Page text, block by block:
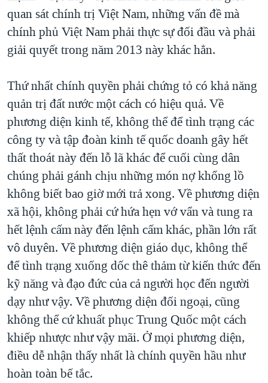
quan sát chính trị Việt Nam, những vấn đề mà
chính phủ Việt Nam phải thực sự đối đầu và phải
giải quyết trong năm 2013 này khác hẳn.
Thứ nhất chính quyền phải chứng tỏ có khả năng
quản trị đất nước một cách có hiệu quả. Về
phương diện kinh tế, không thể để tình trạng các
công ty và tập đoàn kinh tế quốc doanh gây hết
thất thoát này đến lỗ lã khác để cuối cùng dân
chúng phải gánh chịu những món nợ khổng lồ
không biết bao giờ mới trả xong. Về phương diện
xã hội, không phải cứ hứa hẹn vớ vẩn và tung ra
hết lệnh cấm này đến lệnh cấm khác, phần lớn rất
vô duyên. Về phương diện giáo dục, không thể
để tình trạng xuống dốc thê thảm từ kiến thức đến
kỹ năng và đạo đức của cả người học đến người
dạy như vậy. Về phương diện đối ngoại, cũng
không thể cứ khuất phục Trung Quốc một cách
khiếp nhược như vậy mãi. Ở mọi phương diện,
điều dễ nhận thấy nhất là chính quyền hầu như
hoàn toàn bế tắc.